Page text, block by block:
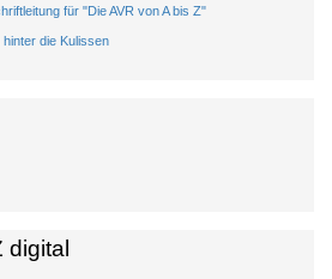
für "Die AVR von A bis Z"
die Kulissen
digital